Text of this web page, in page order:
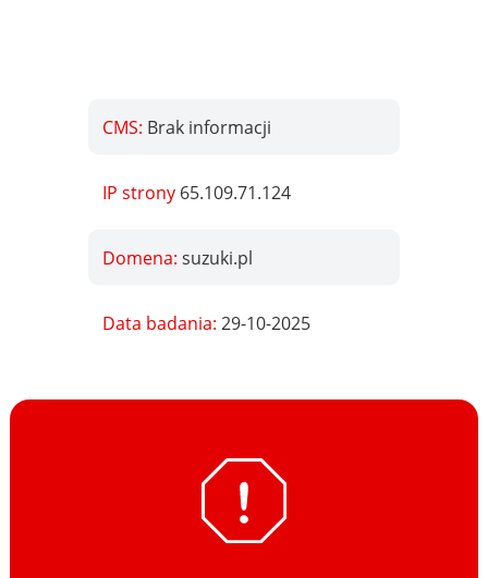
CMS: Brak informacji
IP strony 65.109.71.124
Domena:suzuki.pl
Data badania:29-10-2025